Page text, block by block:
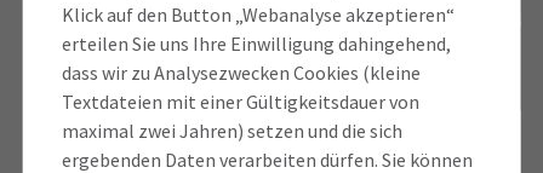
Klick auf den Button „Webanalyse akzeptieren“
erteilen Sie uns Ihre Einwilligung dahingehend,
dass wir zu Analysezwecken Cookies (kleine
Textdateien mit einer Gültigkeitsdauer von
maximal zwei Jahren) setzen und die sich
ergebenden Daten verarbeiten dürfen. Sie können
Gewerbeerlaubnis
beantragen